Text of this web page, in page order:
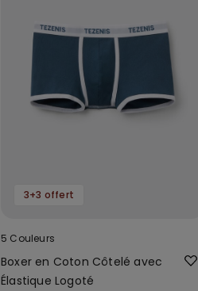
3+3 offert
5 Couleurs
Boxer en Coton Côtelé avec
Élastique Logoté